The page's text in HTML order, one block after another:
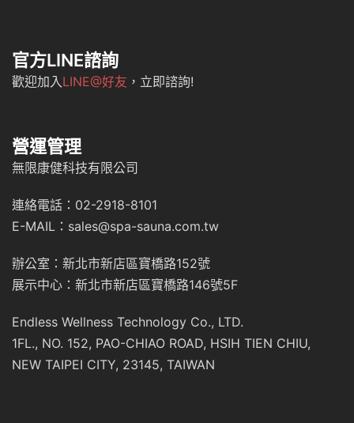
官方LINE諮詢
歡迎加入 LINE@好友 ，立即諮詢!
營運管理
無限康健科技有限公司
連絡電話：02-2918-8101
E-MAIL：sales@spa-sauna.com.tw
辦公室：新北市新店區寶橋路152號
展示中心：新北市新店區寶橋路146號5F
Endless Wellness Technology Co., LTD.
1FL., NO. 152, PAO-CHIAO ROAD, HSIH TIEN CHIU,
NEW TAIPEI CITY, 23145, TAIWAN